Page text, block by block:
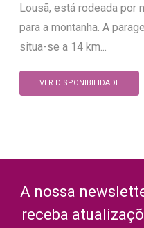
Lousã, está rodeada por
para a montanha. A
situa-se a 14 km...
VER DISPONIBILIDADE
A nossa
receba